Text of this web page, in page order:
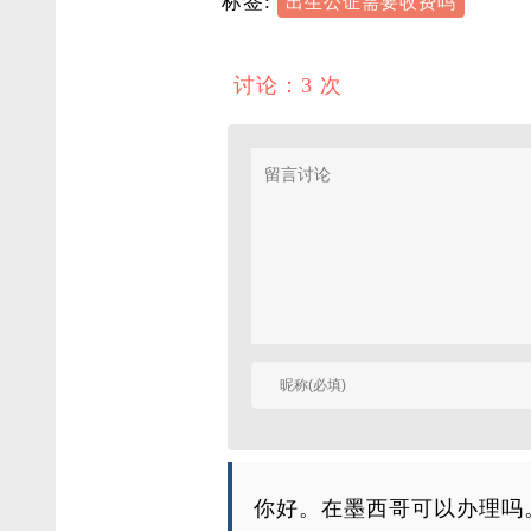
讨论：3 次
你好。在墨西哥可以办理吗